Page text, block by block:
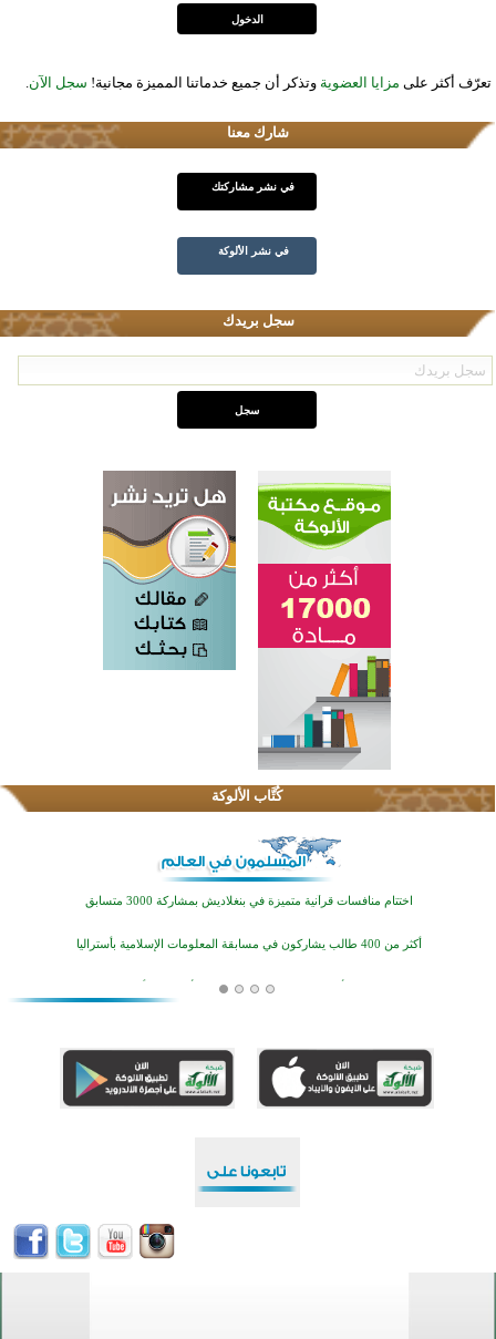
تعرّف أكثر على مزايا العضوية وتذكر أن جميع خدماتنا المميزة مجانية! سجل الآن.
شارك معنا
في نشر مشاركتك
في نشر الألوكة
سجل بريدك
كُتَّاب الألوكة
اختتام الدورة التاسعة لمسابقة حفظ وتلاوة القرآن الكريم في أزناكاييف
تيسليتش تختتم برنامجا تعليميا لتعزيز القيم وبناء الشخصية للشباب المسلمين
اختتام منافسات قرآنية متميزة في بنغلاديش بمشاركة 3000 متسابق
أكثر من 400 طالب يشاركون في مسابقة المعلومات الإسلامية بأستراليا
افتتاح تاريخي لأول مسجد في بلييفليا بالجبل الأسود منذ أكثر من قرن
أكبر مشروع إسلامي في ريف أستراليا يفتتح أبوابه بعد سنوات من العمل والعطاء
اختتام منافسات قرآنية متميزة في بنغلاديش بمشاركة 3000 متسابق